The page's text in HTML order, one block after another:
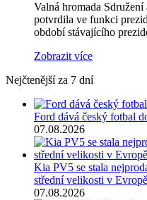
Valná hromada
potvrdila ve funkci
období stávajícího
Zobrazit více
Nejčtenější za 7 dní
Ford dává český fotbal
07.08.2026
Kia PV5 se stala
střední velikosti v Evropě
07.08.2026